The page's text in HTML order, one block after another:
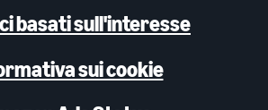
basati sull'interesse
sui cookie